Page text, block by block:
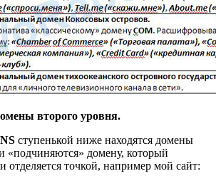
второго уровня.
ступенькой ниже находятся домены
«подчиняются» домену, который
отделяется точкой, например мой сайт: